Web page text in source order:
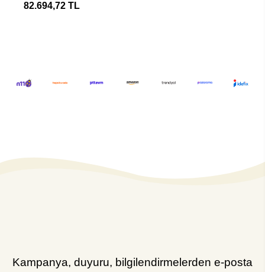
82.694,72 TL
Kampanya, duyuru, bilgilendirmelerden e-posta